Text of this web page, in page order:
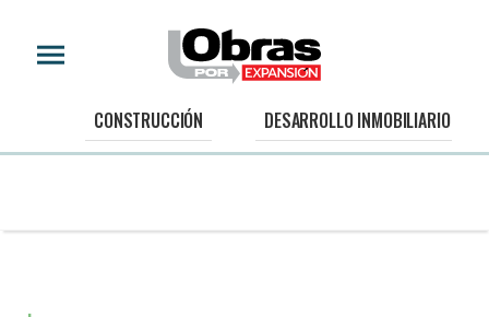
CONSTRUCCIÓN DESARROLLO INMOBILIARIO